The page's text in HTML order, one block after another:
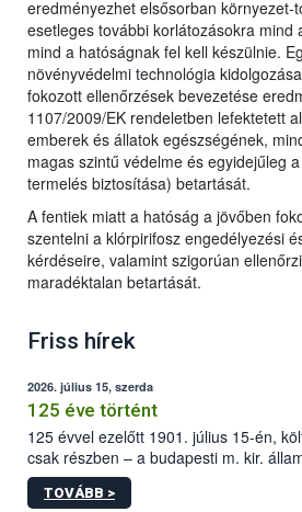
eredményezhet elsősorban környezet-
esetleges további korlátozásokra mind
mind a hatóságnak fel kell készülnie.
növényvédelmi technológia
fokozott ellenőrzések bevezetése
1107/2009/EK rendeletben lefektetett
emberek és állatok egészségének,
magas szintű védelme és egyidejűleg
termelés biztosítása) betartását.
A fentiek miatt a hatóság a jövőben
szentelni a klórpirifosz engedélyezési
kérdéseire, valamint szigorúan
maradéktalan betartását.
Friss hírek
2026. július 15, szerda
125 éve történt
125 évvel ezelőtt 1901. július 15-én,
csak részben – a budapesti m. kir.
állomás a Kis Rókus utca 15. szám
tervezett új épületébe.
TOVÁBB >